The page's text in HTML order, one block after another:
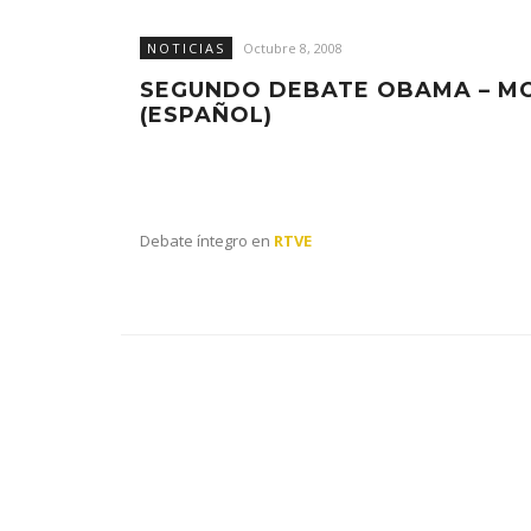
NOTICIAS Octubre 8, 2008
SEGUNDO DEBATE OBAMA –
(ESPAÑOL)
Debate íntegro en RTVE